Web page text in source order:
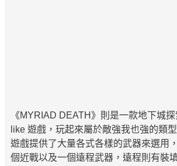
《MYRIAD DEATH》則是一款地下城
like 遊戲，玩起來屬於敵強我也強的類
遊戲提供了大量各式各樣的武器來選用
個近戰以及一個遠程武器，遠程則有裝